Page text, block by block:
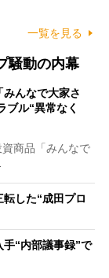
一覧を見る
騒動の内幕
みんなで大家さ
ブル“異常なく
商品「みんなで
転した“成田プロ
手“内部議事録”で